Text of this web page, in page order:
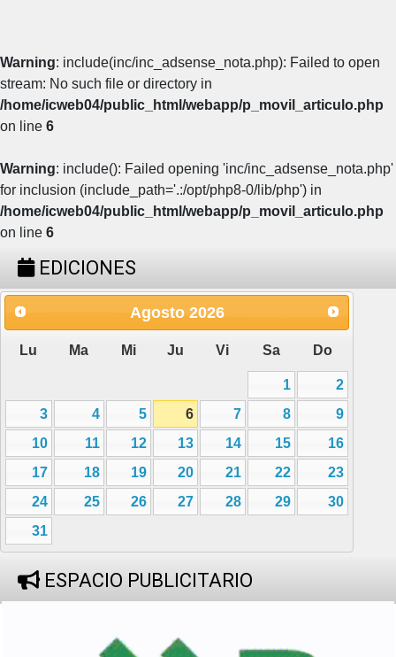
Warning: include(inc/inc_adsense_nota.php): Failed to open
stream: No such file or directory in
/home/icweb04/public_html/webapp/p_movil_articulo.php
on line 6
Warning: include(): Failed opening 'inc/inc_adsense_nota.php'
for inclusion (include_path='.:/opt/php8-0/lib/php') in
/home/icweb04/public_html/webapp/p_movil_articulo.php
on line 6
EDICIONES
Agosto 2026
Lu Ma Mi Ju Vi Sa Do
1
2
3
4 5 6 7 8
9
10
11 12 13 14 15
16
17
18 19 20 21 22
23
24
25 26 27 28 29
30
31
ESPACIO PUBLICITARIO